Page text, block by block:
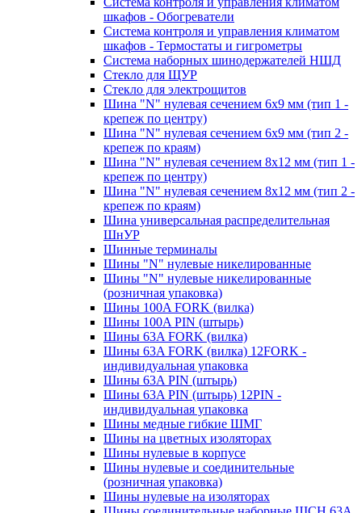
шкафов - Обогреватели
Система контроля и управления климатом
шкафов - Термостаты и гигрометры
Система наборных шинодержателей НШД
Стекло для ЩУР
Стекло для электрощитов
Шина "N" нулевая сечением 6х9 мм (тип 1 -
крепеж по центру)
Шина "N" нулевая сечением 6х9 мм (тип 2 -
крепеж по краям)
Шина "N" нулевая сечением 8х12 мм (тип 1 -
крепеж по центру)
Шина "N" нулевая сечением 8х12 мм (тип 2 -
крепеж по краям)
Шина универсальная распределительная
ШнУР
Шинные терминалы
Шины "N" нулевые никелированные
Шины "N" нулевые никелированные
(розничная упаковка)
Шины 100A FORK (вилка)
Шины 100A PIN (штырь)
Шины 63A FORK (вилка)
Шины 63A FORK (вилка) 12FORK -
индивидуальная упаковка
Шины 63A PIN (штырь)
Шины 63A PIN (штырь) 12PIN -
индивидуальная упаковка
Шины медные гибкие ШМГ
Шины на цветных изоляторах
Шины нулевые в корпусе
Шины нулевые и соединительные
(розничная упаковка)
Шины нулевые на изоляторах